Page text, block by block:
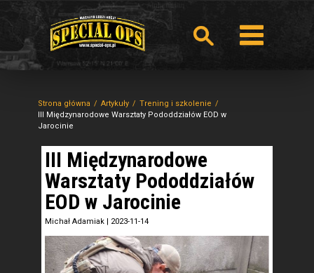
Strona główna Artykuły
Trening i szkolenie
III Międzynarodowe Warsztaty Pododdziałów EOD w
Jarocinie
III Międzynarodowe
Warsztaty Pododdziałów
EOD w Jarocinie
Michał Adamiak | 2023-11-14